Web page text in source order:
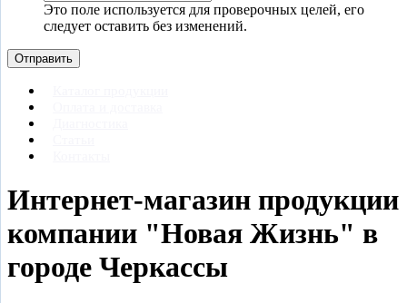
Это поле используется для проверочных целей, его
следует оставить без изменений.
Интернет-магазин продукции
компании "Новая Жизнь" в
городе Черкассы